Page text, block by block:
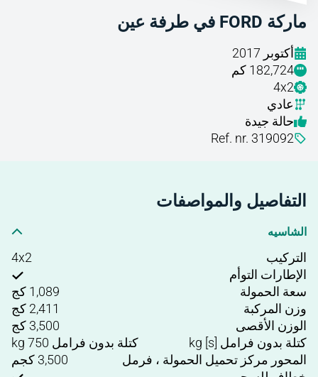
ماركة FORD في طرفة عين
أكتوبر 2017
182,724 كم
4x2
عادي
حالة جيدة
Ref. nr. 319092
التفاصيل والمواصفات
الشاسيه
التركيب
4x2
الإطارات التوأم
سعة الحمولة
1,089 كج
وزن المركبة
2,411 كج
الوزن الأقصى
3,500 كج
كتلة بدون فرامل [s] kg
كتلة بدون فرامل 750 kg
المحور مركز تحميل الحمولة ، فرمل
3,500 كجم